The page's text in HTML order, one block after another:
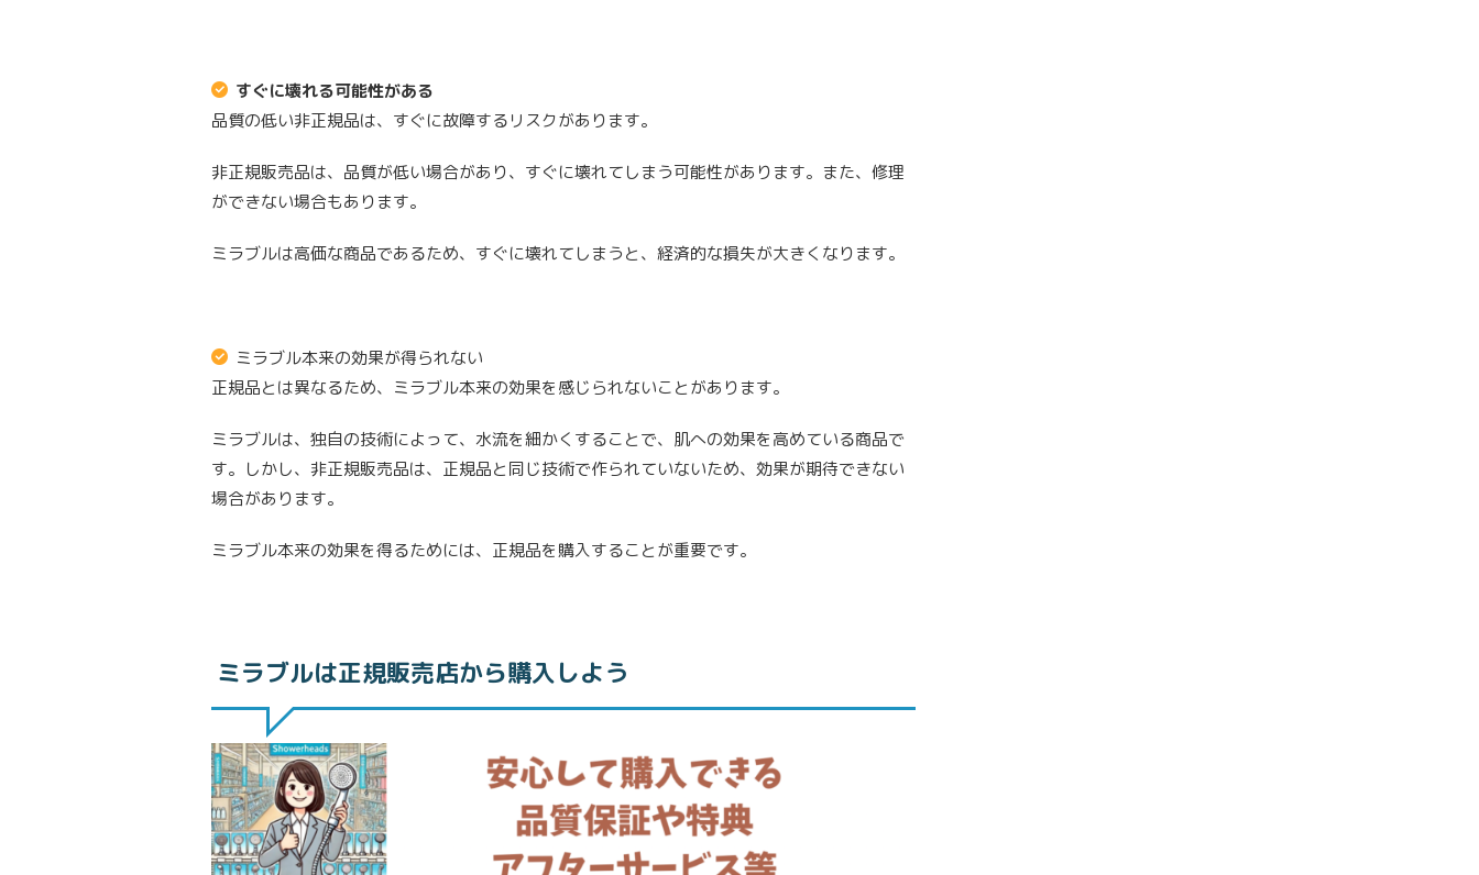
すぐに壊れる可能性がある
品質の低い非正規品は、すぐに故障するリスクがあります。
非正規販売品は、品質が低い場合があり、すぐに壊れてしまう可能性があります。また、修理
ができない場合もあります。
ミラブルは高価な商品であるため、すぐに壊れてしまうと、経済的な損失が大きくなります。
ミラブル本来の効果が得られない
正規品とは異なるため、ミラブル本来の効果を感じられないことがあります。
ミラブルは、独自の技術によって、水流を細かくすることで、肌への効果を高めている商品で
す。しかし、非正規販売品は、正規品と同じ技術で作られていないため、効果が期待できない
場合があります。
ミラブル本来の効果を得るためには、正規品を購入することが重要です。
ミラブルは正規販売店から購入しよう